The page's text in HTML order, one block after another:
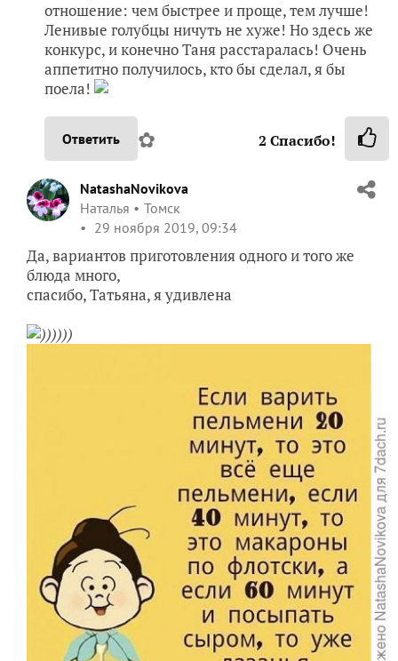
Ответить ✿ 2Спасибо!
NatashaNovikova
Наталья
29 ноября 2019, 09:34
Да, вариантов приготовления одного и того же
блюда много,
спасибо, Татьяна, я удивлена
))))))
Ответить ✿ 3 Спасибо!